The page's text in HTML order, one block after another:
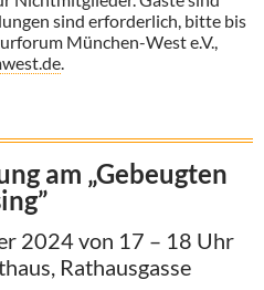
sind erforderlich, bitte bis
München-West e.V.,
.
am „Gebeugten
2024 von 17 – 18 Uhr
Rathausgasse